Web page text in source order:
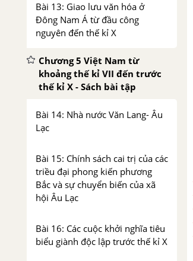
Bài 13: Giao lưu văn hóa ở
Đông Nam Á từ đầu công
nguyên đến thế kỉ X
Chương 5 Việt Nam từ
khoảng thế kỉ VII đến trước
thế kỉ X - Sách bài tập
Bài 14: Nhà nước Văn Lang- Âu
Lạc
Bài 15: Chính sách cai trị của các
triều đại phong kiến phương
Bắc và sự chuyển biến của xã
hội Âu Lạc
Bài 16: Các cuộc khởi nghĩa tiêu
biểu giành độc lập trước thế kỉ X